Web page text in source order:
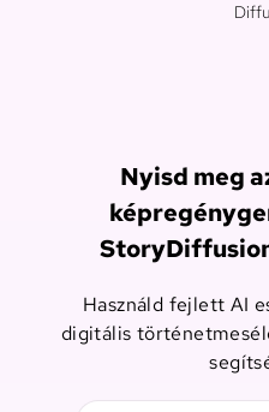
Nyisd meg
Használd fejlett AI
digitális